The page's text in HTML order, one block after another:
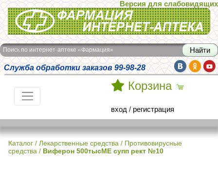
Интернет-аптека Фармация
Версия для слабовидящих
Поиск по интернет-аптеке «Фармация»
Служба обработки заказов 99-98-28
Корзина
вход / регистрация
Каталог / Лекарственные средства / Противовирусные
средства / Виферон 500тысМЕ супп рект №10